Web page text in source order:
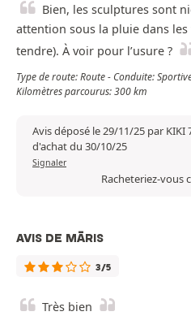
Bien, les sculptures sont
attention sous la pluie dans
tendre). À voir pour l’usure ?
Type de route: Route - Conduite:
Kilomètres parcourus: 300 km
Avis déposé le 29/11/25 par KIKI
d'achat du 30/10/25
Signaler
Racheteriez-vous
AVIS DE MĀRIS
3/5
Très bien